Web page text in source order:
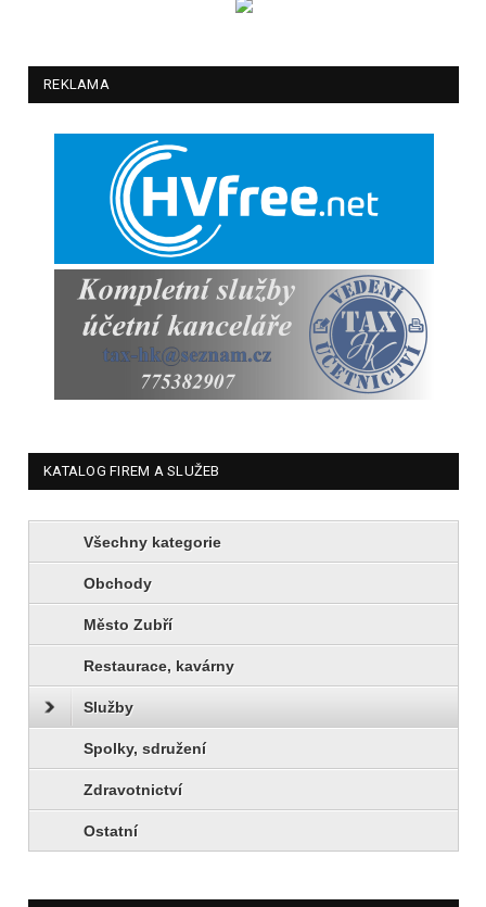
REKLAMA
KATALOG FIREM A SLUŽEB
Všechny kategorie
Obchody
Město Zubří
Restaurace, kavárny
Služby
Spolky, sdružení
Zdravotnictví
Ostatní